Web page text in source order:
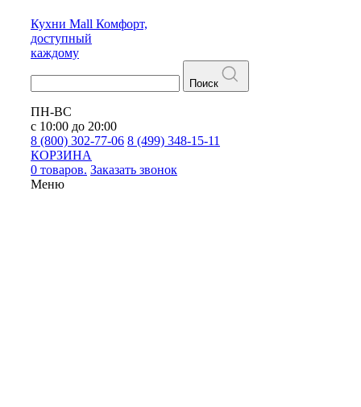
Кухни Mall Комфорт,
доступный
каждому
Поиск
ПН-ВС
с 10:00 до 20:00
8 (800) 302-77-06 8 (499) 348-15-11
КОРЗИНА
0 товаров. Заказать звонок
Меню